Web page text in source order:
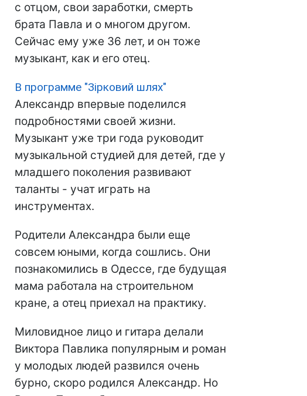
с отцом, свои заработки, смерть
брата Павла и о многом другом.
Сейчас ему уже 36 лет, и он тоже
музыкант, как и его отец.
В программе "Зірковий шлях"
Александр впервые поделился
подробностями своей жизни.
Музыкант уже три года руководит
музыкальной студией для детей, где у
младшего поколения развивают
таланты - учат играть на
инструментах.
Родители Александра были еще
совсем юными, когда сошлись. Они
познакомились в Одессе, где будущая
мама работала на строительном
кране, а отец приехал на практику.
Миловидное лицо и гитара делали
Виктора Павлика популярным и роман
у молодых людей развился очень
бурно, скоро родился Александр. Но